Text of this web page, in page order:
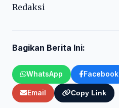
Redaksi
Bagikan Berita Ini:
WhatsApp Facebook
Email Copy Link